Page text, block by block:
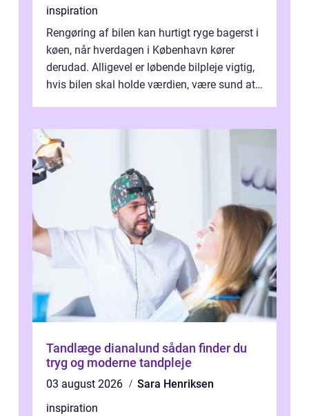
inspiration
Rengøring af bilen kan hurtigt ryge bagerst i
køen, når hverdagen i København kører
derudad. Alligevel er løbende bilpleje vigtig,
hvis bilen skal holde værdien, være sund at
Tandlæge dianalund sådan finder du
tryg og moderne tandpleje
03 august 2026
Sara Henriksen
inspiration